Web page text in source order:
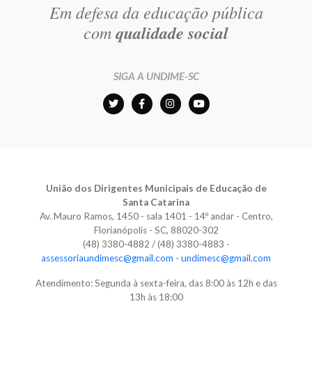
Em defesa da educação pública
comqualidade social
SIGA A UNDIME-SC
União dos Dirigentes Municipais de Educação de
Santa Catarina
Av. Mauro Ramos, 1450 - sala 1401 - 14º andar - Centro,
Florianópolis - SC, 88020-302
(48) 3380-4882 / (48) 3380-4883 -
assessoriaundimesc@gmail.com - undimesc@gmail.com
Atendimento: Segunda à sexta-feira, das 8:00 às 12h e das
13h às 18:00